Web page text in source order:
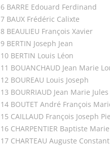
6 BARRE Edouard Ferdinand
7 BAUX Frédéric Calixte
8 BEAULIEU François Xavier
9 BERTIN Joseph Jean
10 BERTIN Louis Léon
11 BOUANCHAUD Jean Marie
12 BOUREAU Louis Joseph
13 BOURRIAUD Jean Marie Jules
14 BOUTET André François
15 CAILLAUD François Joseph
16 CHARPENTIER Baptiste Marie
17 CHARTEAU Auguste